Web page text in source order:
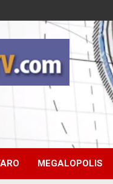
MEGALOPOLIS